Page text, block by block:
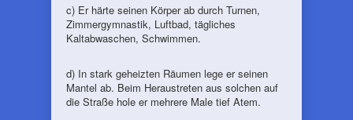
c) Er härte seinen Körper ab durch Turnen,
Zimmergymnastik, Luftbad, tägliches
Kaltabwaschen, Schwimmen.
d) In stark geheizten Räumen lege er seinen
Mantel ab. Beim Heraustreten aus solchen auf
die Straße hole er mehrere Male tief Atem.